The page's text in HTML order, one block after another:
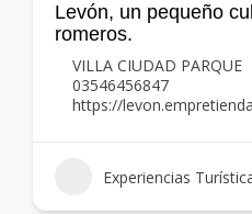
Levón, un pequeño
romeros.
VILLA CIUDAD PARQUE
03546456847
https://
Experiencias